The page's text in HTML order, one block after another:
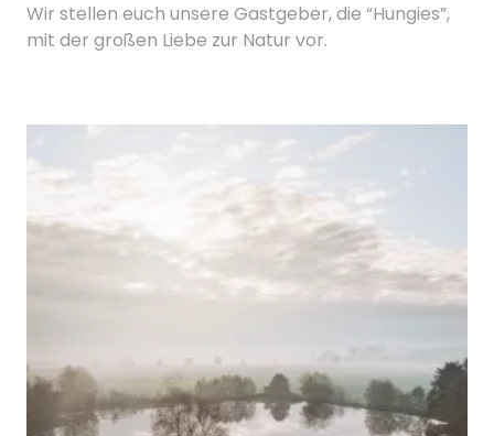
Wir stellen euch unsere Gastgeber, die “Hungies”,
mit der großen Liebe zur Natur vor.